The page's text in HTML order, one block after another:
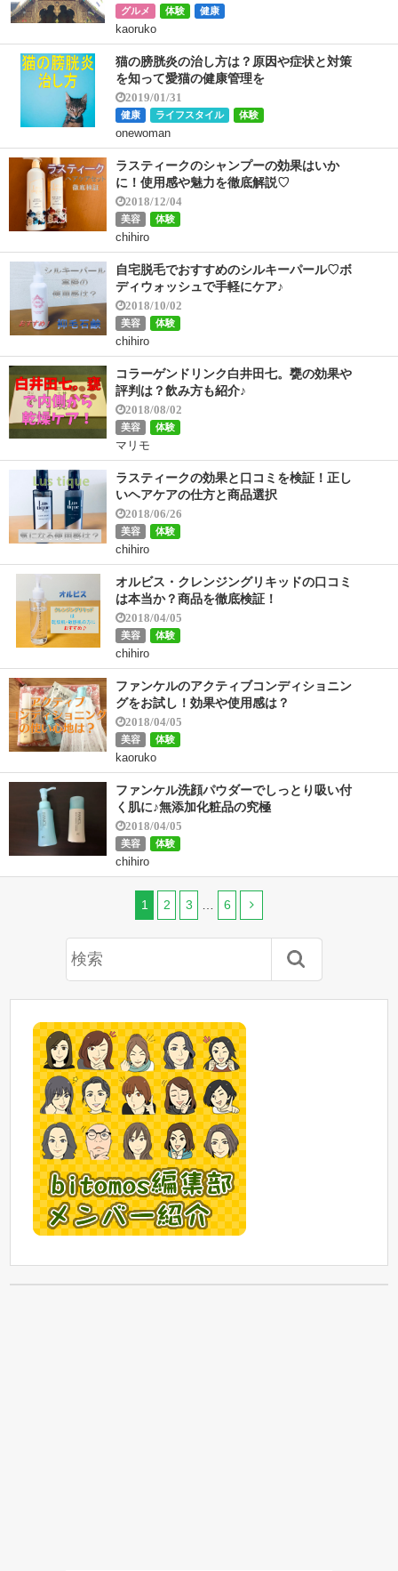
グルメ 体験 健康
kaoruko
猫の膀胱炎の治し方は？原因や症状と対策
を知って愛猫の健康管理を
2019/01/31
健康 ライフスタイル 体験
onewoman
ラスティークのシャンプーの効果はいか
に！使用感や魅力を徹底解説♡
2018/12/04
美容 体験
chihiro
自宅脱毛でおすすめのシルキーパール♡ボ
ディウォッシュで手軽にケア♪
2018/10/02
美容 体験
chihiro
コラーゲンドリンク白井田七。甕の効果や
評判は？飲み方も紹介♪
2018/08/02
美容 体験
マリモ
ラスティークの効果と口コミを検証！正し
いヘアケアの仕方と商品選択
2018/06/26
美容 体験
chihiro
オルビス・クレンジングリキッドの口コミ
は本当か？商品を徹底検証！
2018/04/05
美容 体験
chihiro
ファンケルのアクティブコンディショニン
グをお試し！効果や使用感は？
2018/04/05
美容 体験
kaoruko
ファンケル洗顔パウダーでしっとり吸い付
く肌に♪無添加化粧品の究極
2018/04/05
美容 体験
chihiro
1 2 3 6